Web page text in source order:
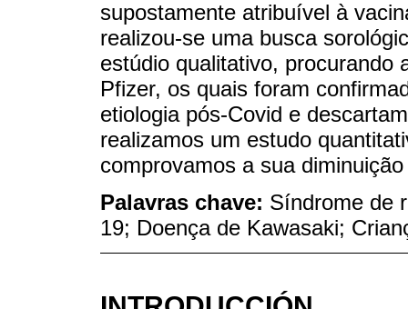
supostamente atribuível à
realizou-se uma busca
estúdio qualitativo, procurando
Pfizer, os quais foram
etiologia pós-Covid e
realizamos um estudo
comprovamos a sua
Palavras chave: Síndrome de
19; Doença de Kawasaki;